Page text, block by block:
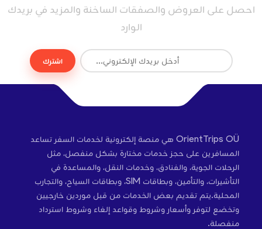
احصل على العروض والصفقات الساخنة والمزيد في بريدك
الوارد
اشترك
OrientTrips OÜ هي منصة إلكترونية لخدمات السفر تساعد
المسافرين على حجز خدمات مختارة بشكل منفصل، مثل
الرحلات الجوية، والفنادق، وخدمات النقل، والمساعدة في
التأشيرات، والتأمين، وبطاقات SIM، وبطاقات السياح، والتجارب
المحلية.يتم تقديم بعض الخدمات من قبل موردين خارجيين
وتخضع لتوفر وأسعار وشروط وقواعد إلغاء وشروط استرداد
منفصلة.